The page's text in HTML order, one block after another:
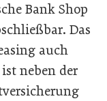
Bank Shop
Das
auch
neben der